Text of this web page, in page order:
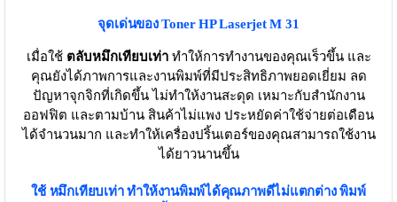
จุดเด่นของ TonerHP Laserjet M 31
เมื่อใช้ ตลับหมึกเทียบเท่าทำให้การทำงานของคุณเร็วขึ้น และ
คุณยังได้ภาพการและงานพิมพ์ที่มีประสิทธิภาพยอดเยี่ยม ลด
ปัญหาจุกจิกที่เกิดขึ้น ไม่ทำให้งานสะดุด เหมาะกับสำนักงาน
ออฟฟิต และตามบ้าน สินค้าไม่แพง ประหยัดค่าใช้จ่ายต่อเดือน
ได้จำนวนมาก และทำให้เครื่องปริ้นเตอร์ของคุณสามารถใช้งาน
ได้ยาวนานขึ้น
ใช้ หมึกเทียบเท่าทำให้งานพิมพ์ได้คุณภาพดีไม่แตกต่าง พิมพ์